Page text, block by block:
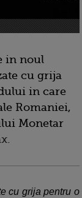
in noul
cu grija
in care
Romaniei,
Monetar
cu grija pentru o